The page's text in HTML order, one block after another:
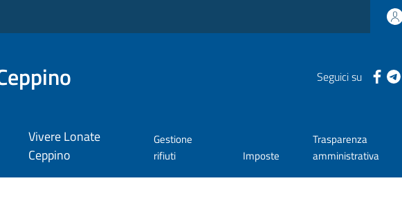
Seguici su
Vivere Lonate
Ceppino
Gestione
rifiuti
Imposte
Trasparenza
amministrativa